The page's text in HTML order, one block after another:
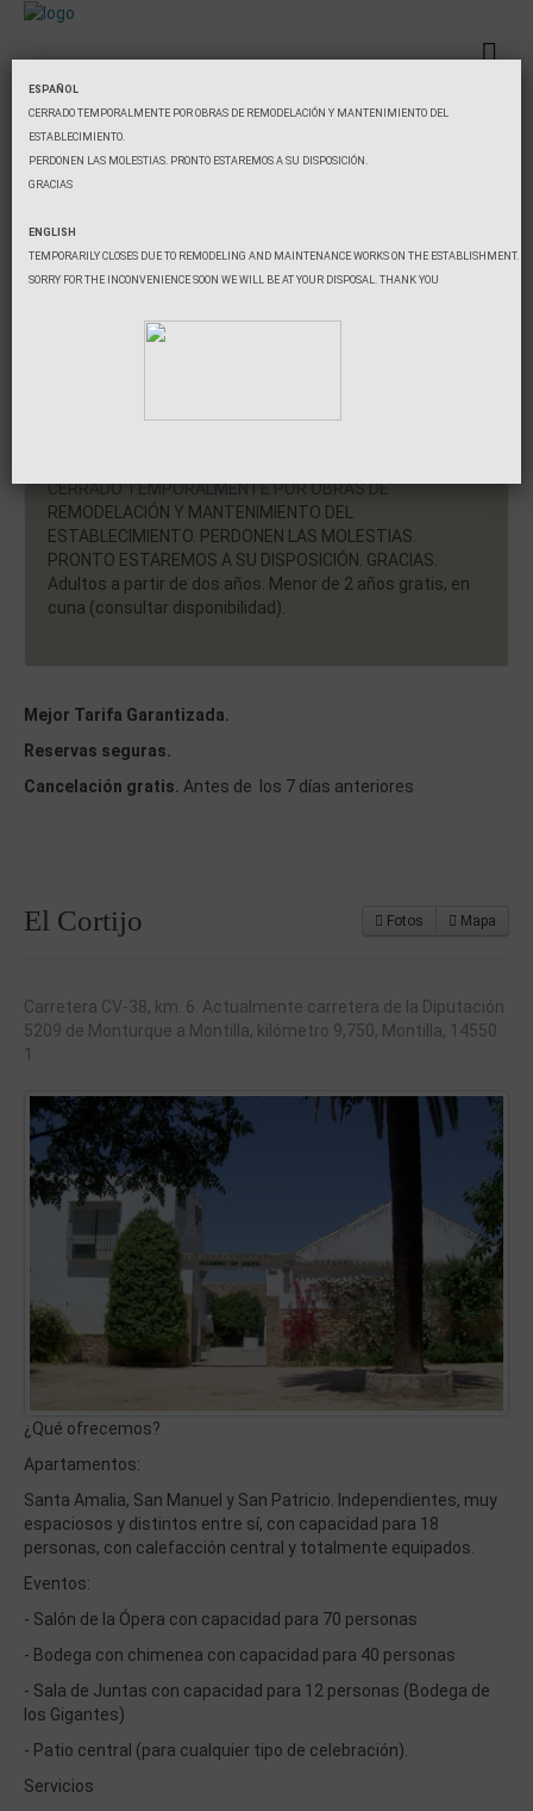
Reservar
CERRADO TEMPORALMENTE POR OBRAS DE
REMODELACIÓN Y MANTENIMIENTO DEL
ESTABLECIMIENTO. PERDONEN LAS MOLESTIAS.
PRONTO ESTAREMOS A SU DISPOSICIÓN. GRACIAS.
Adultos a partir de dos años. Menor de 2 años gratis, en
cuna (consultar disponibilidad).
Mejor Tarifa Garantizada.
Reservas seguras.
Cancelación gratis. Antes de los 7 días anteriores
Fotos Mapa
El Cortijo
Carretera CV-38, km. 6. Actualmente carretera de la Diputación
5209 de Monturque a Montilla, kilómetro 9,750, Montilla, 14550
1
¿Qué ofrecemos?
Apartamentos:
Santa Amalia, San Manuel y San Patricio. Independientes, muy
espaciosos y distintos entre sí, con capacidad para 18
personas, con calefacción central y totalmente equipados.
Eventos:
- Salón de la Ópera con capacidad para 70 personas
- Bodega con chimenea con capacidad para 40 personas
- Sala de Juntas con capacidad para 12 personas (Bodega de
los Gigantes)
- Patio central (para cualquier tipo de celebración).
Servicios
ESPAÑOL
CERRADO TEMPORALMENTE POR OBRAS DE REMODELACIÓN Y MANTENIMIENTO DEL
ESTABLECIMIENTO.
PERDONEN LAS MOLESTIAS. PRONTO ESTAREMOS A SU DISPOSICIÓN.
GRACIAS
ENGLISH
TEMPORARILY CLOSES DUE TO REMODELING AND MAINTENANCE WORKS ON THE ESTABLISHMENT.
SORRY FOR THE INCONVENIENCE SOON WE WILL BE AT YOUR DISPOSAL. THANK YOU